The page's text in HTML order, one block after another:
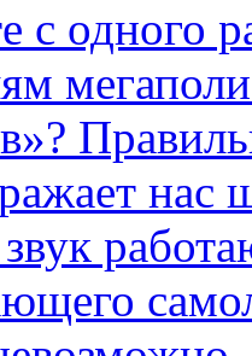
с одного
нас